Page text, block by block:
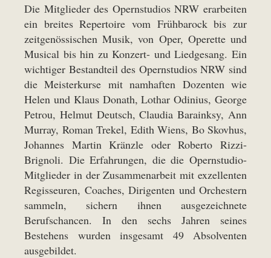
Die Mitglieder des Opernstudios NRW erarbeiten
ein breites Repertoire vom Frühbarock bis zur
zeitgenössischen Musik, von Oper, Operette und
Musical bis hin zu Konzert- und Liedgesang. Ein
wichtiger Bestandteil des Opernstudios NRW sind
die Meisterkurse mit namhaften Dozenten wie
Helen und Klaus Donath, Lothar Odinius, George
Petrou, Helmut Deutsch, Claudia Barainksy, Ann
Murray, Roman Trekel, Edith Wiens, Bo Skovhus,
Johannes Martin Kränzle oder Roberto Rizzi-
Brignoli. Die Erfahrungen, die die Opernstudio-
Mitglieder in der Zusammenarbeit mit exzellenten
Regisseuren, Coaches, Dirigenten und Orchestern
sammeln, sichern ihnen ausgezeichnete
Berufschancen. In den sechs Jahren seines
Bestehens wurden insgesamt 49 Absolventen
ausgebildet.